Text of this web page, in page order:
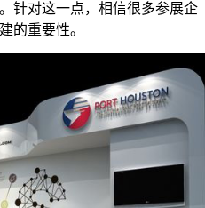
针对这一点，相信很多参展企
的重要性。